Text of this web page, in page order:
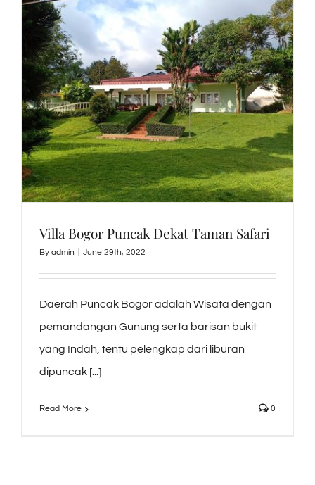
Villa Bogor Puncak Dekat Taman Safari
By admin June 29th, 2022
Daerah Puncak Bogor adalah Wisata dengan
pemandangan Gunung serta barisan bukit
yang Indah, tentu pelengkap dari liburan
dipuncak [...]
Read More 0